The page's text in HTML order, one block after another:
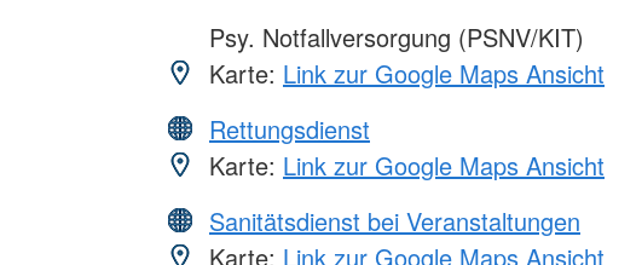
Psy. Notfallversorgung (PSNV/KIT)
Karte: Link zur Google Maps Ansicht
Rettungsdienst
Karte: Link zur Google Maps Ansicht
Sanitätsdienst bei Veranstaltungen
Karte: Link zur Google Maps Ansicht